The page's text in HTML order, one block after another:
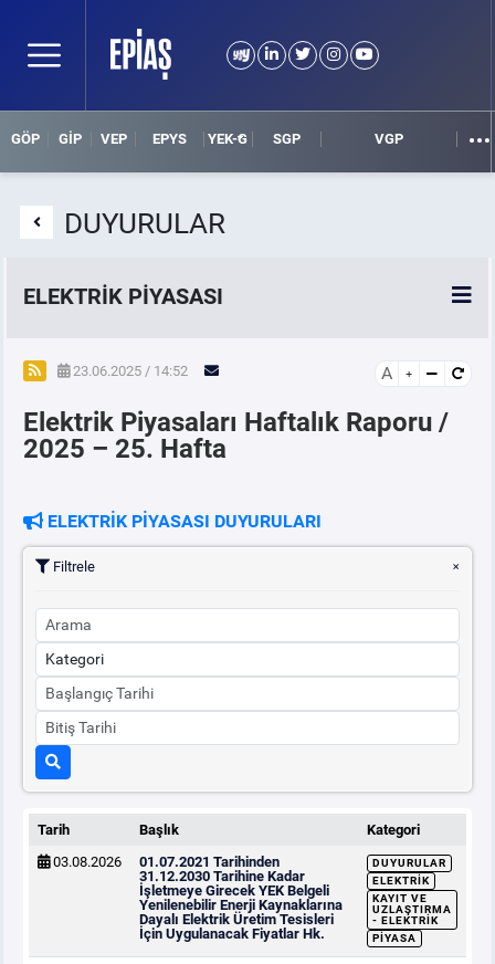
GÖP GİP VEP EPYS YEK-G SGP VGP
DUYURULAR
ELEKTRİK PİYASASI
SPOT ELEKTRİK PİYASALARI
ÖRNEK FİNANS BELGELERİ
PİYASAKAYITSÜRECİ
SERBEST TÜKETİCİ
MALİ UZLAŞTIRMA
TEMİNAT
BÜLTENLER
DUYURULAR
BT HİZMET YÖNETİM SİSTEMİ POLİTİKAMIZ
23.06.2025 / 14:52 A
Elektrik Piyasaları Haftalık Raporu /
2025 – 25. Hafta
ELEKTRİK PİYASASI DUYURULARI
Filtrele
Tarih Başlık
Kategori
03.08.2026
01.07.2021 Tarihinden
31.12.2030 Tarihine Kadar
İşletmeye Girecek YEK Belgeli
Yenilenebilir Enerji Kaynaklarına
Dayalı Elektrik Üretim Tesisleri
İçin Uygulanacak Fiyatlar Hk.
DUYURULAR
ELEKTRIK
KAYIT VE
UZLAŞTIRMA
- ELEKTRIK
PIYASA